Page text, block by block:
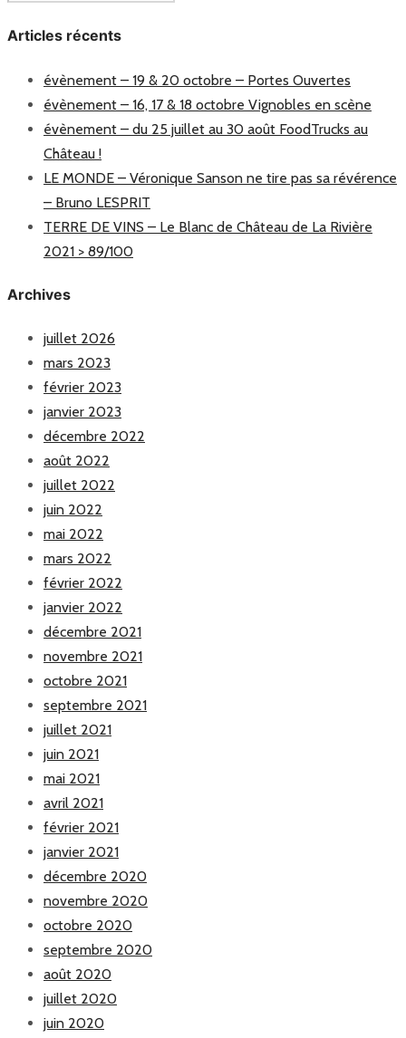
Articles récents
évènement – 19 & 20 octobre – Portes Ouvertes
évènement – 16, 17 & 18 octobre Vignobles en scène
évènement – du 25 juillet au 30 août FoodTrucks au
Château !
LE MONDE – Véronique Sanson ne tire pas sa révérence
– Bruno LESPRIT
TERRE DE VINS – Le Blanc de Château de La Rivière
2021 > 89/100
Archives
juillet 2026
mars 2023
février 2023
janvier 2023
décembre 2022
août 2022
juillet 2022
juin 2022
mai 2022
mars 2022
février 2022
janvier 2022
décembre 2021
novembre 2021
octobre 2021
septembre 2021
juillet 2021
juin 2021
mai 2021
avril 2021
février 2021
janvier 2021
décembre 2020
novembre 2020
octobre 2020
septembre 2020
août 2020
juillet 2020
juin 2020